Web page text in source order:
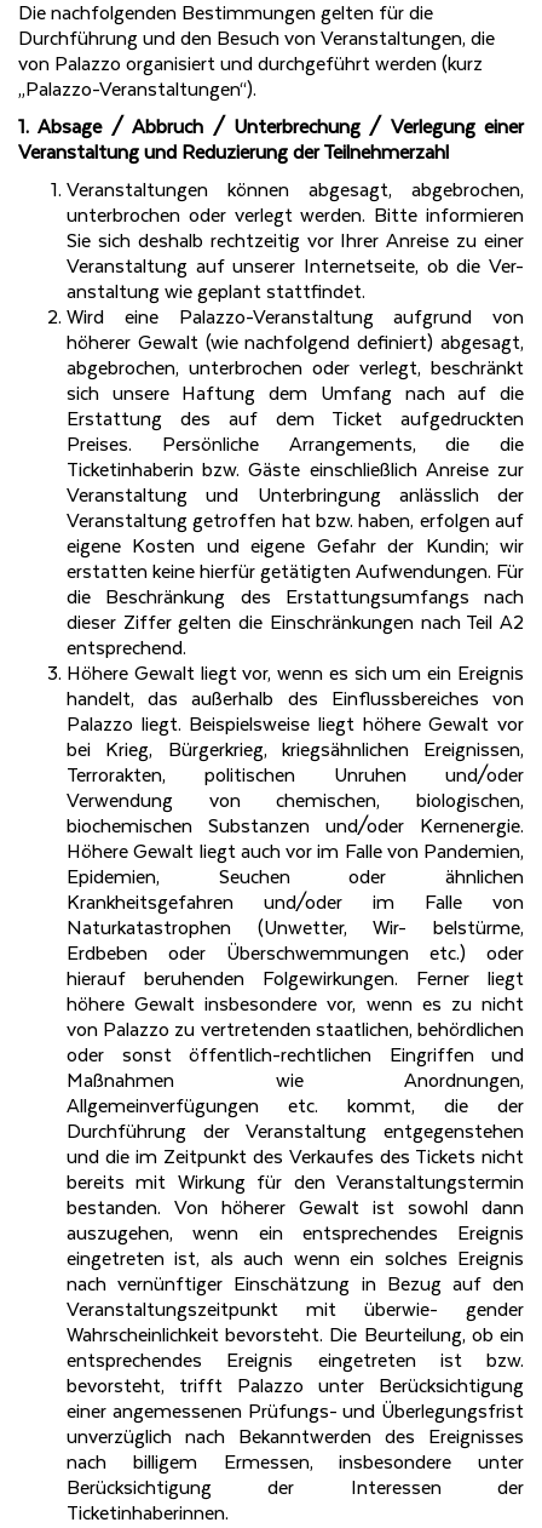
Die nachfolgenden Bestimmungen gelten für die
Durchführung und den Besuch von Veranstaltungen, die
von Palazzo organisiert und durchgeführt werden (kurz
„Palazzo-Veranstaltungen“).
1. Absage / Abbruch / Unterbrechung / Verlegung einer
Veranstaltung und Reduzierung der Teilnehmerzahl
Veranstaltungen können abgesagt, abgebrochen,
unterbrochen oder verlegt werden. Bitte informieren
Sie sich deshalb rechtzeitig vor Ihrer Anreise zu einer
Veranstaltung auf unserer Internetseite, ob die Ver-
anstaltung wie geplant stattfindet.
Wird eine Palazzo-Veranstaltung aufgrund von
höherer Gewalt (wie nachfolgend definiert) abgesagt,
abgebrochen, unterbrochen oder verlegt, beschränkt
sich unsere Haftung dem Umfang nach auf die
Erstattung des auf dem Ticket aufgedruckten
Preises. Persönliche Arrangements, die die
Ticketinhaberin bzw. Gäste einschließlich Anreise zur
Veranstaltung und Unterbringung anlässlich der
Veranstaltung getroffen hat bzw. haben, erfolgen auf
eigene Kosten und eigene Gefahr der Kundin; wir
erstatten keine hierfür getätigten Aufwendungen. Für
die Beschränkung des Erstattungsumfangs nach
dieser Ziffer gelten die Einschränkungen nach Teil A2
entsprechend.
Höhere Gewalt liegt vor, wenn es sich um ein Ereignis
handelt, das außerhalb des Einflussbereiches von
Palazzo liegt. Beispielsweise liegt höhere Gewalt vor
bei Krieg, Bürgerkrieg, kriegsähnlichen Ereignissen,
Terrorakten, politischen Unruhen und/oder
Verwendung von chemischen, biologischen,
biochemischen Substanzen und/oder Kernenergie.
Höhere Gewalt liegt auch vor im Falle von Pandemien,
Epidemien, Seuchen oder ähnlichen
Krankheitsgefahren und/oder im Falle von
Naturkatastrophen (Unwetter, Wir- belstürme,
Erdbeben oder Überschwemmungen etc.) oder
hierauf beruhenden Folgewirkungen. Ferner liegt
höhere Gewalt insbesondere vor, wenn es zu nicht
von Palazzo zu vertretenden staatlichen, behördlichen
oder sonst öffentlich-rechtlichen Eingriffen und
Maßnahmen wie Anordnungen,
Allgemeinverfügungen etc. kommt, die der
Durchführung der Veranstaltung entgegenstehen
und die im Zeitpunkt des Verkaufes des Tickets nicht
bereits mit Wirkung für den Veranstaltungstermin
bestanden. Von höherer Gewalt ist sowohl dann
auszugehen, wenn ein entsprechendes Ereignis
eingetreten ist, als auch wenn ein solches Ereignis
nach vernünftiger Einschätzung in Bezug auf den
Veranstaltungszeitpunkt mit überwie- gender
Wahrscheinlichkeit bevorsteht. Die Beurteilung, ob ein
entsprechendes Ereignis eingetreten ist bzw.
bevorsteht, trifft Palazzo unter Berücksichtigung
einer angemessenen Prüfungs- und Überlegungsfrist
unverzüglich nach Bekanntwerden des Ereignisses
nach billigem Ermessen, insbesondere unter
Berücksichtigung der Interessen der
Ticketinhaberinnen.